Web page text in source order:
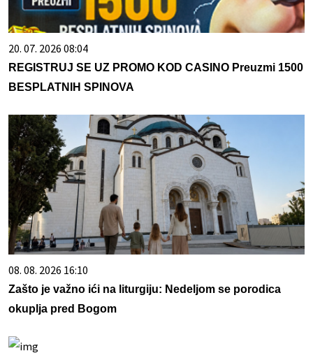
20. 07. 2026 08:04
REGISTRUJ SE UZ PROMO KOD CASINO Preuzmi 1500
BESPLATNIH SPINOVA
08. 08. 2026 16:10
Zašto je važno ići na liturgiju: Nedeljom se porodica
okuplja pred Bogom